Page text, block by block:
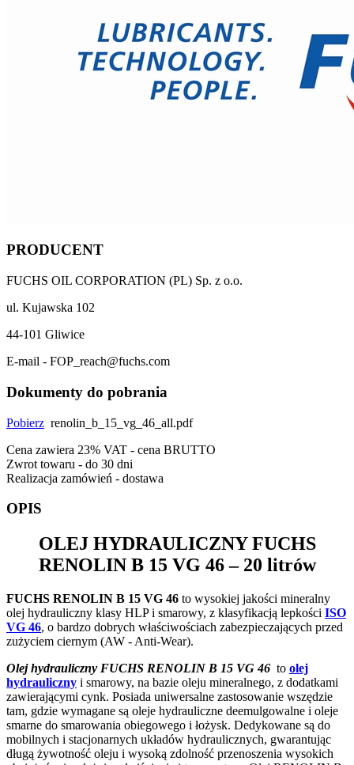
PRODUCENT
FUCHS OIL CORPORATION (PL) Sp. z o.o.
ul. Kujawska 102
44-101 Gliwice
E-mail - FOP_reach@fuchs.com
Dokumenty do pobrania
Pobierz renolin_b_15_vg_46_all.pdf
Cena zawiera 23% VAT - cena BRUTTO
Zwrot towaru - do 30 dni
Realizacja zamówień - dostawa
OPIS
OLEJ HYDRAULICZNYFUCHS
RENOLIN B 15 VG 46– 20 litrów
FUCHS RENOLIN B 15 VG 46 to wysokiej jakości mineralny
olej hydrauliczny klasy HLP i smarowy, z klasyfikacją lepkości ISO
VG 46, o bardzo dobrych właściwościach zabezpieczających przed
zużyciem ciernym (AW - Anti-Wear).
Olej hydrauliczny FUCHS RENOLIN B 15 VG 46 to olej
hydrauliczny i smarowy, na bazie oleju mineralnego, z dodatkami
zawierającymi cynk. Posiada uniwersalne zastosowanie wszędzie
tam, gdzie wymagane są oleje hydrauliczne deemulgowalne i oleje
smarne do smarowania obiegowego i łożysk. Dedykowane są do
mobilnych i stacjonarnych układów hydraulicznych, gwarantując
długą żywotność oleju i wysoką zdolność przenoszenia wysokich